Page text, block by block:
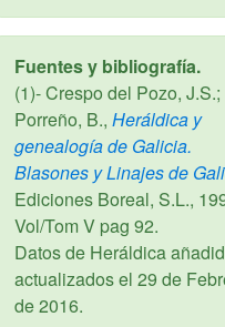
Fuentes y bibliografía.
(1)- Crespo del Pozo, J.S.;
Porreño, B., Heráldica y
genealogía de Galicia.
Blasones y Linajes de
Ediciones Boreal, S.L.,
Vol/Tom V pag 92.
Datos de Heráldica
actualizados el 29 de
de 2016.